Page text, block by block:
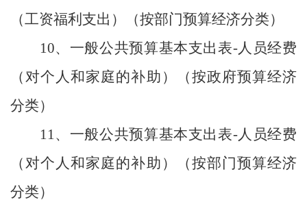
（工资福利支出）（按部门预算经济分类）
10、一般公共预算基本支出表-人员经费
（对个人和家庭的补助）（按政府预算经济
分类）
11、一般公共预算基本支出表-人员经费
（对个人和家庭的补助）（按部门预算经济
分类）